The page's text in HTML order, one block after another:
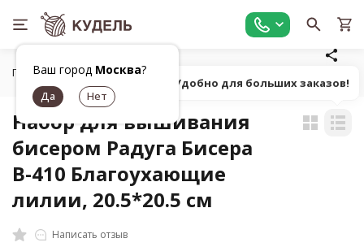
Ваш город Москва?
Главная Работа с бисером
Набор для вышивания
бисером Радуга Бисера
В-410 Благоухающие
лилии, 20.5*20.5 см
Написать отзыв
Попробуй! Удобно для больших заказов!